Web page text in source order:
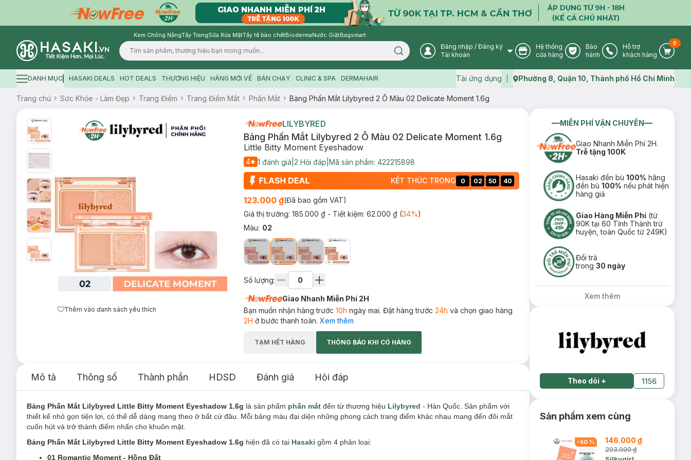
Kem Chống NắngTẩy TrangSữa Rửa MặtTẩy tế bào chếtBiodermaNước GiặtBagsmart
Logo
Search icon User Icon
Đăng nhập / Đăng ký
Tài khoản
Store Icon
Hệ thống
cửa hàng
Warranty Icon
Bảo
hành
Phone Icon
Hỗ trợ
khách hàng
Cart
0
Hamburger icon
DANH MỤC HASAKI DEALS HOT DEALS THƯƠNG HIỆU HÀNG MỚI VỀ BÁN CHẠY CLINIC & SPA DERMAHAIR Tải ứng dụng Map icon
Phường 8, Quận 10, Thành phố Hồ Chí Minh
Trang chủ Sức Khỏe - Làm Đẹp Trang Điểm Trang Điểm Mắt Phấn Mắt Bảng Phấn Mắt Lilybyred 2 Ô Màu 02 Delicate Moment 1.6g
Thêm vào danh sách yêu thích
LILYBYRED
Bảng Phấn Mắt Lilybyred 2 Ô Màu 02 Delicate Moment 1.6g
Little Bitty Moment Eyeshadow
4 1 đánh giá 2 Hỏi đáp Mã sản phẩm: 422215898
KẾT THÚC TRONG 0 : 02 : 50 : 39
123.000 ₫(Đã bao gồm VAT)
Giá thị trường: 185.000 ₫ - Tiết kiệm: 62.000 ₫(34%)
Màu: 02
Số lượng:
Giao Nhanh Miễn Phí 2H
Bạn muốn nhận hàng trước 10h ngày mai. Đặt hàng trước 24h và chọn giao hàng
2H ở bước thanh toán. Xem thêm
TẠM HẾT HÀNG THÔNG BÁO KHI CÓ HÀNG
Mô tả Thông số Thành phần HDSD Đánh giá Hỏi đáp
Bảng Phấn Mắt Lilybyred Little Bitty Moment Eyeshadow 1.6g là sản phẩm phấn mắt đến từ thương hiệu Lilybyred - Hàn Quốc. Sản phẩm với
thiết kế nhỏ gọn tiện lợi, có thể dễ dàng mang theo ở bất cứ đâu. Mỗi bảng màu đại diện những phong cách trang điểm khác nhau mang đến đôi mắt
cuốn hút và trở thành điểm nhấn cho khuôn mặt.
Bảng Phấn Mắt Lilybyred Little Bitty Moment Eyeshadow 1.6g hiện đã có tại Hasaki gồm 4 phân loại:
01 Romantic Moment - Hồng Đất
MIỄN PHÍ VẬN CHUYỂN
Giao Nhanh Miễn Phí 2H.
Trễ tặng 100K
Hasaki đền bù100% hãng
đền bù100% nếu phát hiện
hàng giả
Giao Hàng Miễn Phí (từ
90K tại 60 Tỉnh Thành trừ
huyện, toàn Quốc từ 249K)
Đổi trả
trong30 ngày
Xem thêm
Theo dõi + 1156
Sản phẩm xem cùng
-50 % 146.000 ₫
293.000 ₫